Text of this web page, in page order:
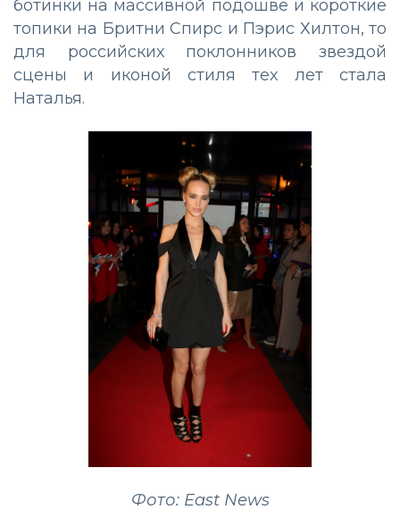
ботинки на массивной подошве и короткие
топики на Бритни Спирс и Пэрис Хилтон, то
для российских поклонников звездой
сцены и иконой стиля тех лет стала
Наталья.
Фото: East News